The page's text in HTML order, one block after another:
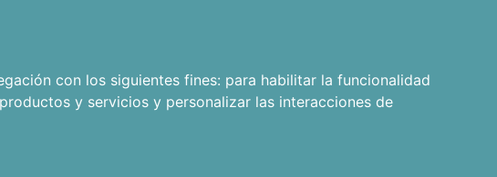
con los siguientes fines: para habilitar la funcionalidad
y servicios y personalizar las interacciones de